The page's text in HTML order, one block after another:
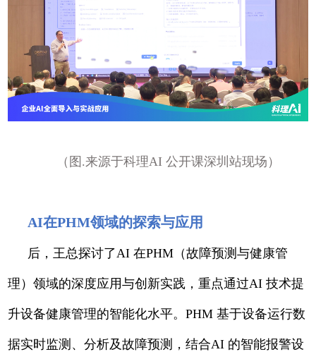
（图.来源于科理AI 公开课深圳站现场）
AI在PHM领域的探索与应用
后，王总探讨了AI 在PHM（故障预测与健康管
理）领域的深度应用与创新实践，重点通过AI 技术提
升设备健康管理的智能化水平。PHM 基于设备运行数
据实时监测、分析及故障预测，结合AI 的智能报警设